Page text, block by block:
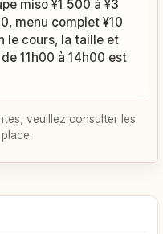
miso ¥1 500 à ¥3
menu complet ¥10
le cours, la taille et
11h00 à 14h00 est
veuillez consulter les